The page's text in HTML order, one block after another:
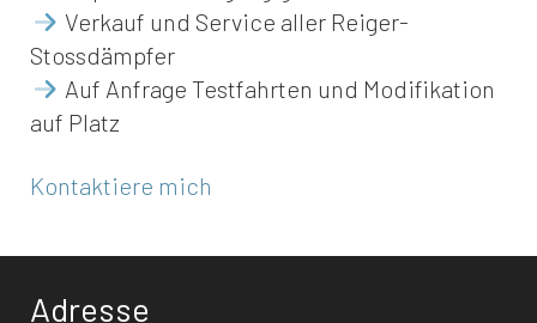
Verkauf und Service aller Reiger-
Stossdämpfer
Auf Anfrage Testfahrten und Modifikation
auf Platz
Kontaktiere mich
Adresse